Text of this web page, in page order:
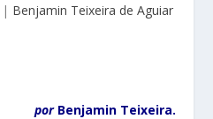
Benjamin Teixeira de Aguiar
porBenjamin Teixeira.